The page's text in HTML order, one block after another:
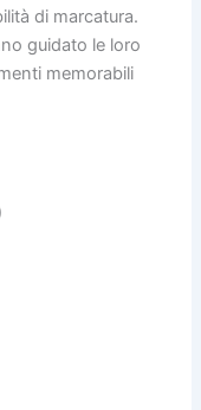
di marcatura.
guidato le loro
memorabili